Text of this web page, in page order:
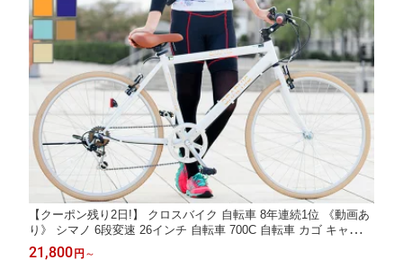
【クーポン残り2日!】 クロスバイク 自転車 8年連続1位 《動画あ
り》 シマノ 6段変速 26インチ 自転車 700C 自転車 カゴ キャリア
をつけて 子供乗せ シティサイクル ママチャリ 自転車本体 通勤
通学 ☆ プレゼント ギフト 防災 猛暑 酷暑対策 熱中症対策 節約
21,800 円 ～